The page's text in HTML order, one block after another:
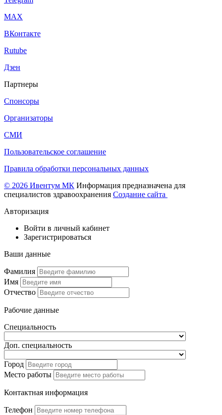
МАХ
ВКонтакте
Rutube
Дзен
Партнеры
Спонсоры
Организаторы
СМИ
Пользовательское соглашение
Правила обработки персональных данных
© 2026 Ивентум МК Информация предназначена для
специалистов здравоохранения Создание сайта
Авторизация
Войти в личный кабинет
Зарегистрироваться
Ваши данные
Фамилия
Имя
Отчество
Рабочие данные
Специальность
Доп. специальность
Город
Место работы
Контактная информация
Телефон